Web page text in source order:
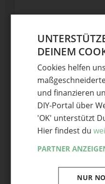
Optional: Foto teilen
Bild anhängen
Keine Datei ausgewählt
Bild.
DEINEM
Cookies helfen
und finanzieren
DIY-Portal über
'OK' unterstützt
Hier findest du
PARTNER
NUR